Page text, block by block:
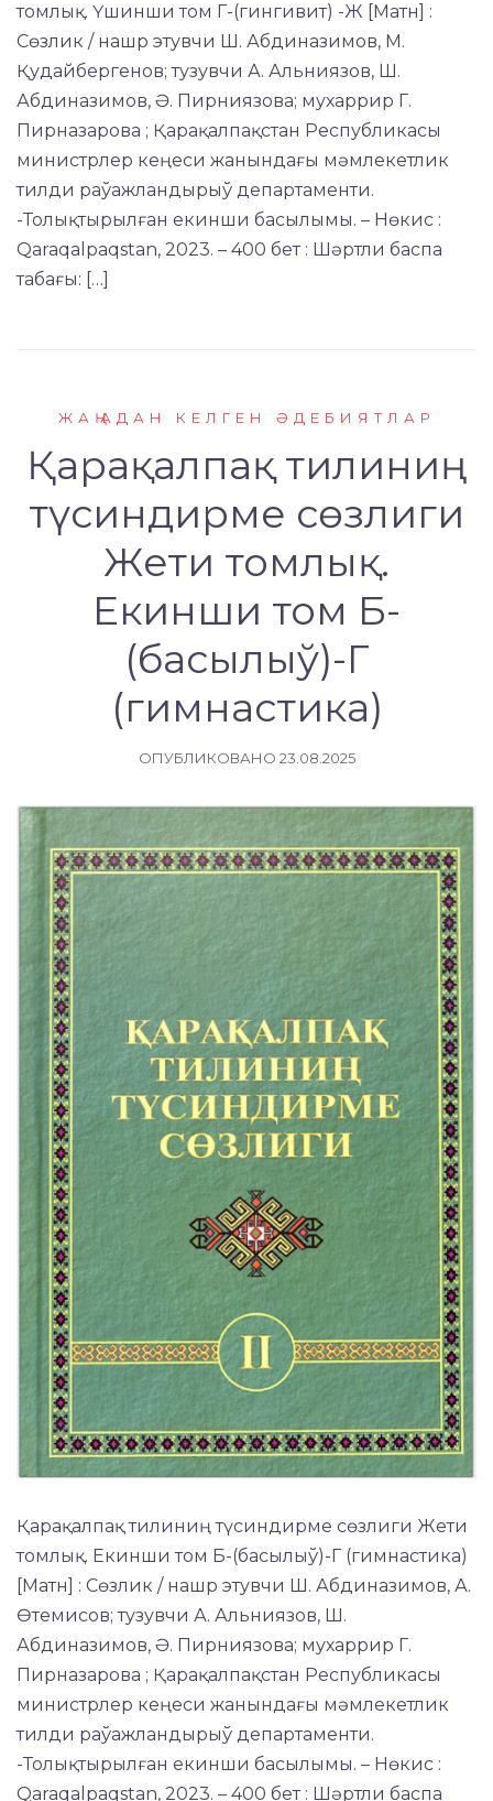
томлық. Үшинши том Г-(гингивит) -Ж [Матн] :
Сөзлик / нашр этувчи Ш. Абдиназимов, М.
Қудайбергенов; тузувчи А. Альниязов, Ш.
Абдиназимов, Ә. Пирниязова; мухаррир Г.
Пирназарова ; Қарақалпақстан Республикасы
министрлер кеңеси жанындағы мәмлекетлик
тилди раўажландырыў департаменти.
-Толықтырылған екинши басылымы. – Нөкис :
Qaraqalpaqstan, 2023. – 400 бет : Шәртли баспа
табағы: […]
ЖАҢАДАН КЕЛГЕН ӘДЕБИЯТЛАР
Қарақалпақ тилиниң
түсиндирме сөзлиги
Жети томлық.
Екинши том Б-
(басылыў)-Г
(гимнастика)
ОПУБЛИКОВАНО 23.08.2025
Қарақалпақ тилиниң түсиндирме сөзлиги Жети
томлық. Екинши том Б-(басылыў)-Г (гимнастика)
[Матн] : Сөзлик / нашр этувчи Ш. Абдиназимов, А.
Өтемисов; тузувчи А. Альниязов, Ш.
Абдиназимов, Ә. Пирниязова; мухаррир Г.
Пирназарова ; Қарақалпақстан Республикасы
министрлер кеңеси жанындағы мәмлекетлик
тилди раўажландырыў департаменти.
-Толықтырылған екинши басылымы. – Нөкис :
Qaraqalpaqstan, 2023. – 400 бет : Шәртли баспа